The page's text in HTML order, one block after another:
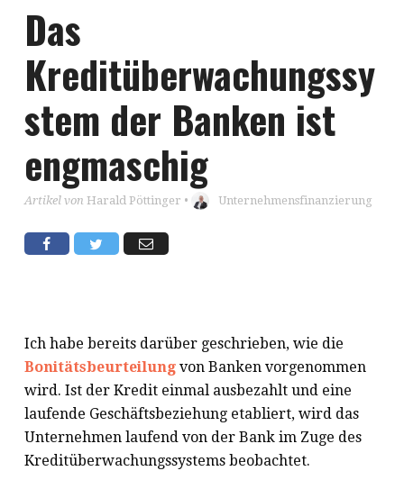
Das
Kreditüberwachungssy
stem der Banken ist
engmaschig
Artikel von Harald Pöttinger • Unternehmensfinanzierung
Ich habe bereits darüber geschrieben, wie die
Bonitätsbeurteilungvon Banken vorgenommen
wird. Ist der Kredit einmal ausbezahlt und eine
laufende Geschäftsbeziehung etabliert, wird das
Unternehmen laufend von der Bank im Zuge des
Kreditüberwachungssystems beobachtet.